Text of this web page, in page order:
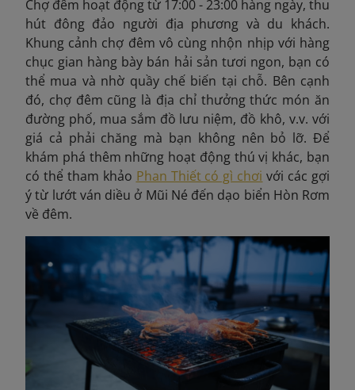
Chợ đêm hoạt động từ 17:00 - 23:00 hàng ngày, thu
hút đông đảo người địa phương và du khách.
Khung cảnh chợ đêm vô cùng nhộn nhịp với hàng
chục gian hàng bày bán hải sản tươi ngon, bạn có
thể mua và nhờ quầy chế biến tại chỗ. Bên cạnh
đó, chợ đêm cũng là địa chỉ thưởng thức món ăn
đường phố, mua sắm đồ lưu niệm, đồ khô, v.v. với
giá cả phải chăng mà bạn không nên bỏ lỡ. Để
khám phá thêm những hoạt động thú vị khác, bạn
có thể tham khảo Phan Thiết có gì chơi với các gợi
ý từ lướt ván diều ở Mũi Né đến dạo biển Hòn Rơm
về đêm.